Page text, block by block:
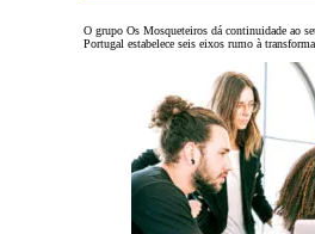
O grupo Os Mosqueteiros dá continuidade ao
Portugal estabelece seis eixos rumo à